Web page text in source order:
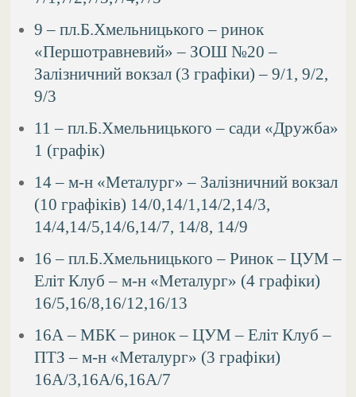
9 – пл.Б.Хмельницького – ринок
«Першотравневий» – ЗОШ №20 –
Залізничний вокзал (3 графіки) – 9/1, 9/2,
9/3
11 – пл.Б.Хмельницького – сади «Дружба»
1 (графік)
14 – м-н «Металург» – Залізничний вокзал
(10 графіків) 14/0,14/1,14/2,14/3,
14/4,14/5,14/6,14/7, 14/8, 14/9
16 – пл.Б.Хмельницького – Ринок – ЦУМ –
Еліт Клуб – м-н «Металург» (4 графіки)
16/5,16/8,16/12,16/13
16А – МБК – ринок – ЦУМ – Еліт Клуб –
ПТЗ – м-н «Металург» (3 графіки)
16А/3,16А/6,16А/7